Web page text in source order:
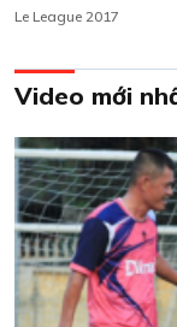
Le League 2017
Video mới